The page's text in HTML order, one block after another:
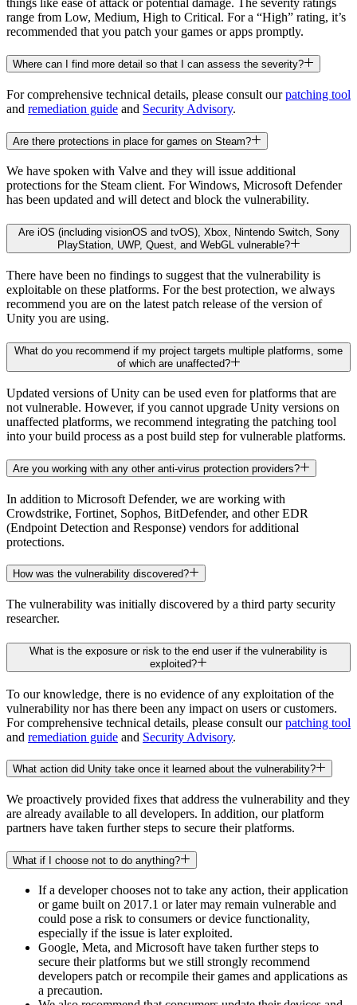
things like ease of attack or potential damage. The severity ratings
range from Low, Medium, High to Critical. For a “High” rating, it’s
recommended that you patch your games or apps promptly.
Where can I find more detail so that I can assess the severity?
For comprehensive technical details, please consult ourpatching tool
and remediation guide and Security Advisory.
Are there protections in place for games on Steam?
We have spoken with Valve and they will issue additional
protections for the Steam client. For Windows, Microsoft Defender
has been updated and will detect and block the vulnerability.
Are iOS (including visionOS and tvOS), Xbox, Nintendo Switch, Sony
PlayStation, UWP, Quest, and WebGL vulnerable?
There have been no findings to suggest that the vulnerability is
exploitable on these platforms. For the best protection, we always
recommend you are on the latest patch release of the version of
Unity you are using.
What do you recommend if my project targets multiple platforms, some
of which are unaffected?
Updated versions of Unity can be used even for platforms that are
not vulnerable. However, if you cannot upgrade Unity versions on
unaffected platforms, we recommend integrating the patching tool
into your build process as a post build step for vulnerable platforms.
Are you working with any other anti-virus protection providers?
In addition to Microsoft Defender, we are working with
Crowdstrike, Fortinet, Sophos, BitDefender, and other EDR
(Endpoint Detection and Response) vendors for additional
protections.
How was the vulnerability discovered?
The vulnerability was initially discovered by a third party security
researcher.
What is the exposure or risk to the end user if the vulnerability is
exploited?
To our knowledge, there is no evidence of any exploitation of the
vulnerability nor has there been any impact on users or customers.
For comprehensive technical details, please consult ourpatching tool
and remediation guide and Security Advisory.
What action did Unity take once it learned about the vulnerability?
We proactively provided fixes that address the vulnerability and they
are already available to all developers. In addition, our platform
partners have taken further steps to secure their platforms.
What if I choose not to do anything?
If a developer chooses not to take any action, their application
or game built on 2017.1 or later may remain vulnerable and
could pose a risk to consumers or device functionality,
especially if the issue is later exploited.
Google, Meta, and Microsoft have taken further steps to
secure their platforms but we still strongly recommend
developers patch or recompile their games and applications as
a precaution.